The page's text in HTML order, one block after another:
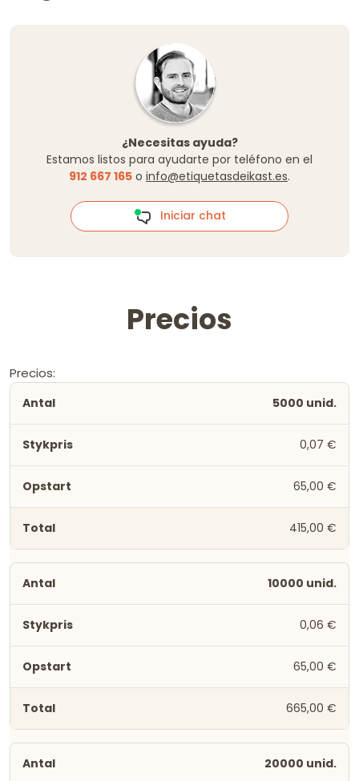
¿Necesitas ayuda?
Estamos listos para ayudarte por teléfono en el
912 667 165 o info@etiquetasdeikast.es.
Iniciar chat
Precios
Precios:
5000 unid.
0,07 €
65,00 €
415,00 €
10000 unid.
0,06 €
65,00 €
665,00 €
20000 unid.